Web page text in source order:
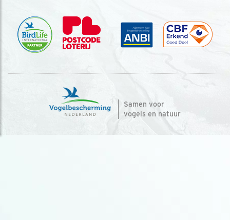
Samen voor
vogels en natuur